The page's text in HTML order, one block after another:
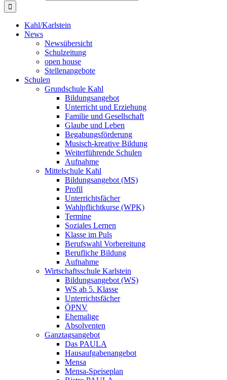
Kahl/Karlstein
News
Newsübersicht
Schulzeitung
open house
Stellenangebote
Schulen
Grundschule Kahl
Bildungsangebot
Unterricht und Erziehung
Familie und Gesellschaft
Glaube und Leben
Begabungsförderung
Musisch-kreative Bildung
Weiterführende Schulen
Aufnahme
Mittelschule Kahl
Bildungsangebot (MS)
Profil
Unterrichtsfächer
Wahlpflichtkurse (WPK)
Termine
Soziales Lernen
Klasse im Puls
Berufswahl Vorbereitung
Berufliche Bildung
Aufnahme
Wirtschaftsschule Karlstein
Bildungsangebot (WS)
WS ab 5. Klasse
Unterrichtsfächer
ÖPNV
Ehemalige
Absolventen
Ganztagsangebot
Das PAULA
Hausaufgabenangebot
Mensa
Mensa-Speiseplan